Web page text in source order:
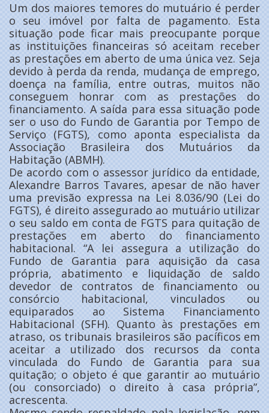
Um dos maiores temores do mutuário é perder
o seu imóvel por falta de pagamento. Esta
situação pode ficar mais preocupante porque
as instituições financeiras só aceitam receber
as prestações em aberto de uma única vez. Seja
devido à perda da renda, mudança de emprego,
doença na família, entre outras, muitos não
conseguem honrar com as prestações do
financiamento. A saída para essa situação pode
ser o uso do Fundo de Garantia por Tempo de
Serviço (FGTS), como aponta especialista da
Associação Brasileira dos Mutuários da
Habitação (ABMH).
De acordo com o assessor jurídico da entidade,
Alexandre Barros Tavares, apesar de não haver
uma previsão expressa na Lei 8.036/90 (Lei do
FGTS), é direito assegurado ao mutuário utilizar
o seu saldo em conta de FGTS para quitação de
prestações em aberto do financiamento
habitacional. “A lei assegura a utilização do
Fundo de Garantia para aquisição da casa
própria, abatimento e liquidação de saldo
devedor de contratos de financiamento ou
consórcio habitacional, vinculados ou
equiparados ao Sistema Financiamento
Habitacional (SFH). Quanto às prestações em
atraso, os tribunais brasileiros são pacíficos em
aceitar a utilizado dos recursos da conta
vinculada do Fundo de Garantia para sua
quitação; o objeto é que garantir ao mutuário
(ou consorciado) o direito à casa própria”,
acrescenta.